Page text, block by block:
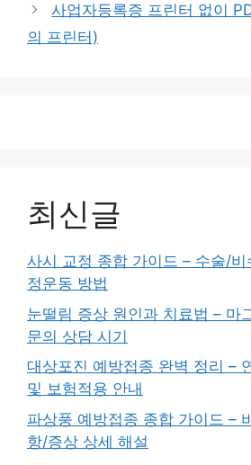
리
사업자등록증 프린터 없이
의 프린터)
최신글
사시 교정 종합 가이드 – 수술/
정운동 방법
눈떨림 증상 원인과 치료법 – 마
문의 상담 시기
대상포진 예방접종 완벽 정리 –
및 보험적용 안내
파상풍 예방접종 종합 가이드 –
항/증상 상세 해설